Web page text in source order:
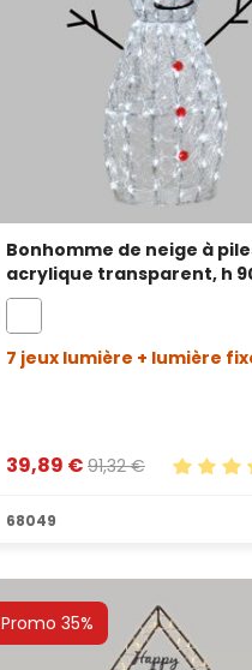
Bonhomme de neige à
acrylique transparent, h
180 led blanc froid
7 jeux lumière + lumière
39,89 € 91,32 €
68049
Promo 35%